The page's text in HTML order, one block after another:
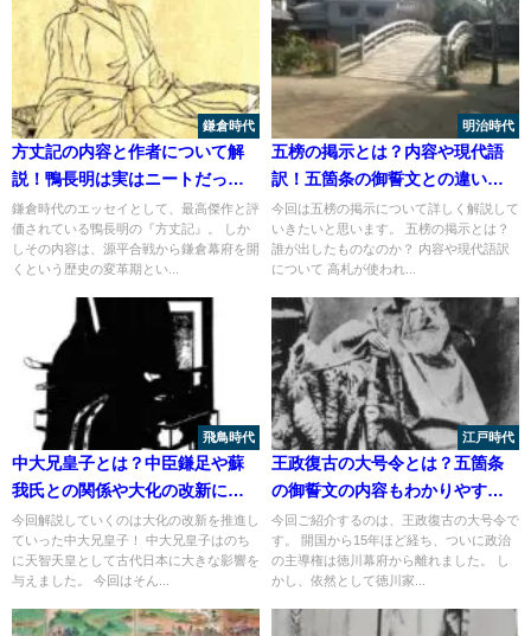
鎌倉時代
方丈記の内容と作者について解
説！鴨長明は実はニートだっ
た？
鎌倉時代のエッセイとして、最高傑作と評
価されている鴨長明の『方丈記』。 しか
しその内容は、源平合戦から鎌倉幕府を開
くという歴史の変革期とい...
明治時代
五榜の掲示とは？内容や現代語
訳！五箇条の御誓文との違いに
ついても解説！
今回は五榜の掲示について詳しく解説して
いきたいと思います。 五榜の掲示とは？
誰が出したものなのか？ 内容や現代語訳
について 高札が使われ...
飛鳥時代
中大兄皇子とは？中臣鎌足や蘇
我氏との関係や大化の改新につ
いても
今回解説していくのは大化の改新を推進し
ていった中大兄皇子！ 中大兄皇子はのち
に天智天皇として古代日本に大きな影響を
与えました。 今回はそん...
江戸時代
王政復古の大号令とは？五箇条
の御誓文の内容もわかりやすく
解説！
今回ご紹介するのは、王政復古の大号令で
す。 開国から15年ほど経ち、ついに政治
の主導権は徳川幕府から離れました。 し
かし、依然として徳川家...